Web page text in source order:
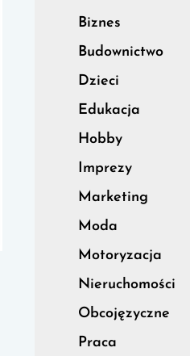
Biznes
Budownictwo
Dzieci
Edukacja
Hobby
Imprezy
Marketing
Moda
Motoryzacja
Nieruchomości
Obcojęzyczne
Praca